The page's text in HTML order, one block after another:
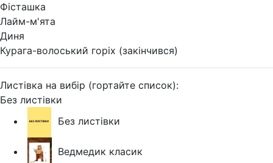
Фісташка
Лайм-м'ята
Диня
Курага-волоський горіх (закінчився)
Листівка на вибір (гортайте список):
Без листівки
Без листівки
Ведмедик класик